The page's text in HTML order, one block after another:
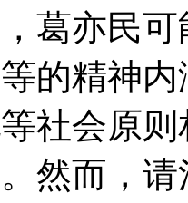
葛亦民
的精神
社会原
然而，